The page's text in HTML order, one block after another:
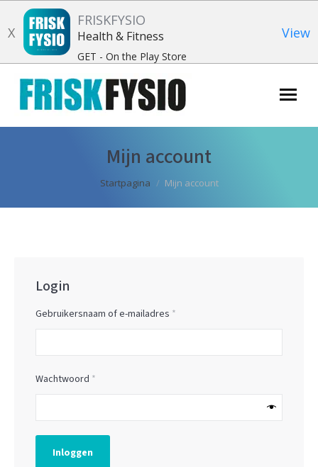
X
FRISKFYSIO
Health & Fitness
GET - On the Play Store
View
Mijn account
Je bent hier:
Startpagina Mijn account
Login
Gebruikersnaam of e-mailadres *
Wachtwoord *
Inloggen